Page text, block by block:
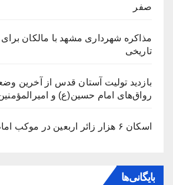
صفر
تاریخی
بازدید تولیت آستان قدس از آخرین
رواق‌های امام حسین(ع) و
اسکان ۶ هزار زائر اربعین در موکب امام رضا(ع)
بایگانی‌ها